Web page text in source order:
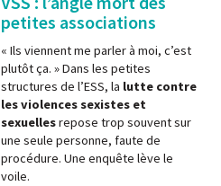
petites associations
« Ils viennent me parler à moi, c’est
plutôt ça. » Dans les petites
structures de l’ESS, la lutte contre
les violences sexistes et
sexuellesrepose trop souvent sur
une seule personne, faute de
procédure. Une enquête lève le
voile.